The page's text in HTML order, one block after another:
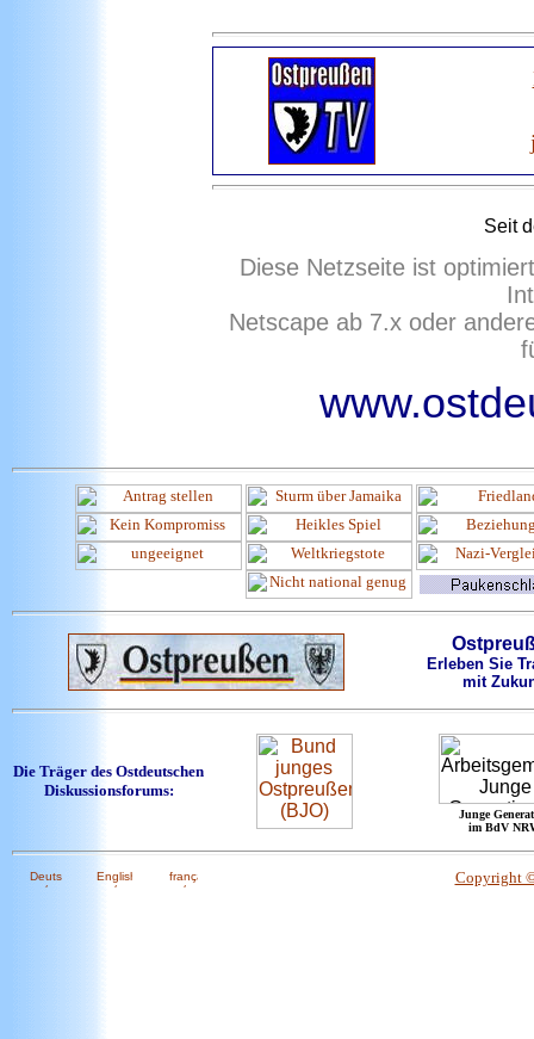
Seit
Diese Netzseite ist
Netscape ab 7.x oder
Erleben Sie
mit
Die Träger des Ostdeutschen
Diskussionsforums:
Junge
im BdV
Copyright